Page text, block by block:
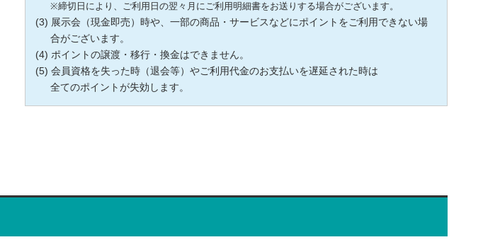
※締切日により、ご利用日の翌々月にご利用明細書をお送りする場合がございます。
展示会（現金即売）時や、一部の商品・サービスなどにポイントをご利用できない場
合がございます。
ポイントの譲渡・移行・換金はできません。
会員資格を失った時（退会等）やご利用代金のお支払いを遅延された時は
全てのポイントが失効します。